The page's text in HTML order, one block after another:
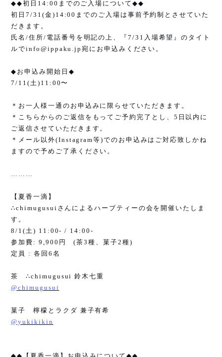
◆◆初日 14:00 までのご入場について ◆◆
初日7/31(金)14:00 までのご入場は事前予約制とさせていた
だきます。
氏名/住所/ 電話番号を明記の上、『7/31 入場希望』のタイト
ルでinfo@ippaku.jp宛にお申込みください。
◆ お申込み開始日 ◆
7/11(土)11:00〜
＊お一人様一通のお申込みに限らせていただきます。
＊こちらからのご返信をもってご予約完了とし、 5 日以内に
ご返信させていただきます。
＊メール以外(Instagram等)でのお申込みはご対応致しかね
ますので予めご了承ください。
………
【夏香一滴】
∴chimugusui さんによるハーブティーの会を開催いたしま
す。
8/1(土) 11:00- / 14:00-
参加費 : 9,900 円(茶3種、菓子2 種)
定員
: 各回 6 名
茶∴chimugusui鈴木七重
@chimugusui
菓子 檸檬とラクダ 兼子有希
@yukikikin